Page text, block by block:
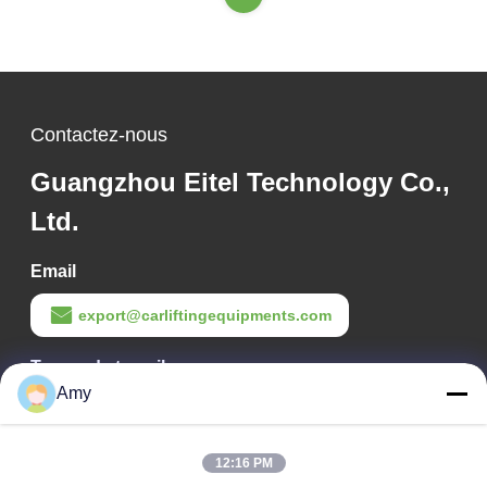
Contactez-nous
Guangzhou Eitel Technology Co.,
Ltd.
Email
export@carliftingequipments.com
Temps de travail
09:00-18:00
Amy
12:16 PM